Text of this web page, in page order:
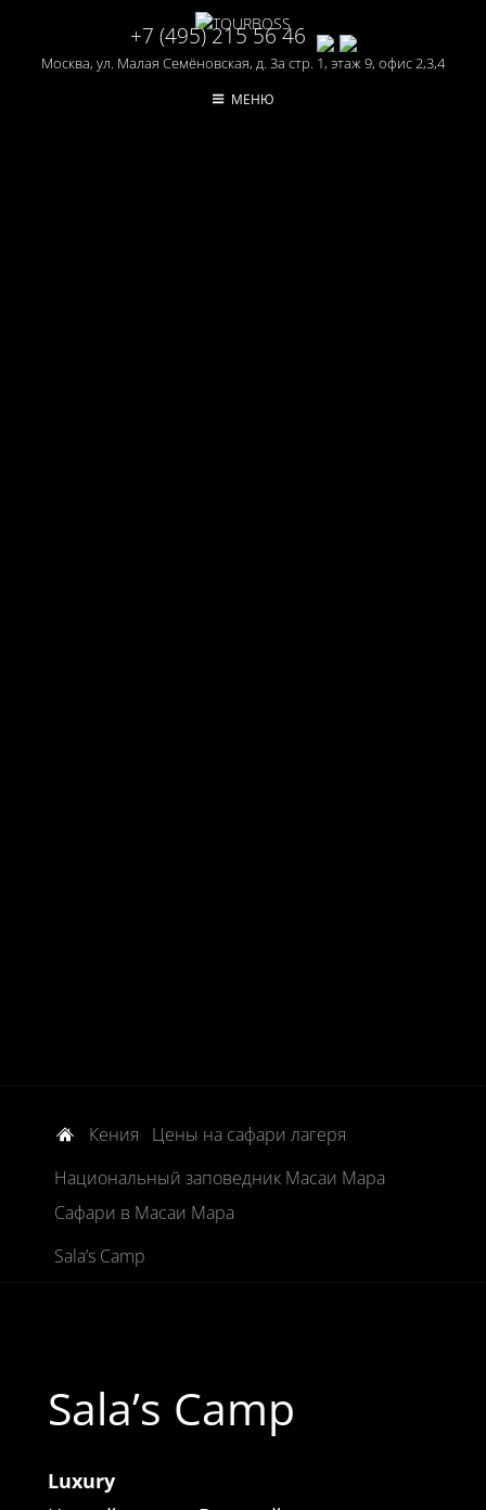
+7 (495) 215 56 46
Москва, ул. Малая Семёновская, д. 3а стр. 1, этаж 9, офис 2,3,4
МЕНЮ
Кения
Цены на сафари лагеря
Национальный заповедник Масаи Мара
Сафари в Масаи Мара
Sala’s Camp
Sala’s Camp
Luxury